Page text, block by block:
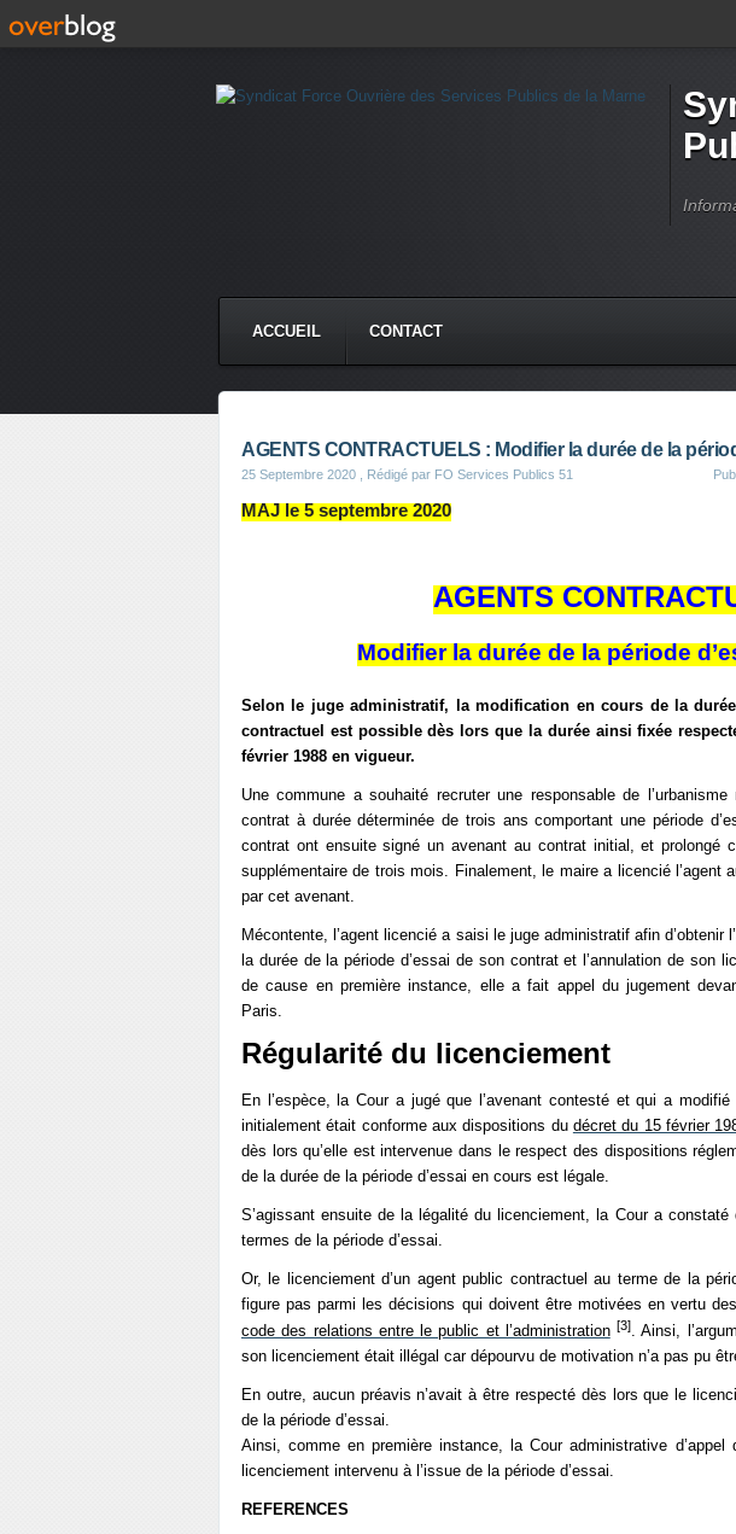
ACCUEIL CONTACT
AGENTS CONTRACTUELS : Modifier la durée de la
25 Septembre 2020 , Rédigé par FO Services Publics 51
MAJ le 5 septembre 2020
AGENTS
Modifier la durée de la période
Selon le juge administratif, la modification en cours de la
contractuel est possible dès lors que la durée ainsi fixée
février 1988 en vigueur.
Une commune a souhaité recruter une responsable de
contrat à durée déterminée de trois ans comportant une période
contrat ont ensuite signé un avenant au contrat initial, et prolongé
supplémentaire de trois mois. Finalement, le maire a licencié l’agent
par cet avenant.
Mécontente, l’agent licencié a saisi le juge administratif afin d’obtenir
la durée de la période d’essai de son contrat et l’annulation de son
de cause en première instance, elle a fait appel du jugement
Paris.
Régularité du licenciement
En l’espèce, la Cour a jugé que l’avenant contesté et qui a
initialement était conforme aux dispositions du décret du 15 février
dès lors qu’elle est intervenue dans le respect des dispositions
de la durée de la période d’essai en cours est légale.
S’agissant ensuite de la légalité du licenciement, la Cour a constaté
termes de la période d’essai.
Or, le licenciement d’un agent public contractuel au terme de la
figure pas parmi les décisions qui doivent être motivées en vertu
code des relations entre le public et l’administration [3]
. Ainsi,
son licenciement était illégal car dépourvu de motivation n’a pas pu
En outre, aucun préavis n’avait à être respecté dès lors que le
de la période d’essai.
Ainsi, comme en première instance, la Cour administrative
licenciement intervenu à l’issue de la période d’essai.
REFERENCES